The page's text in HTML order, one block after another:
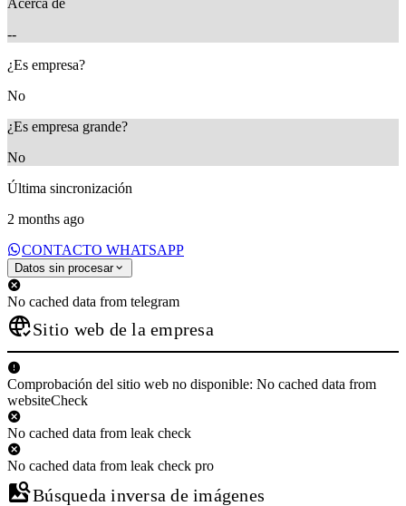
--
¿Es empresa?
No
¿Es empresa grande?
No
Última sincronización
2 months ago
CONTACTO WHATSAPP
Datos sin procesar
No cached data from telegram
Sitio web de la empresa
Comprobación del sitio web no disponible: No cached data from
websiteCheck
No cached data from leak check
No cached data from leak check pro
Búsqueda inversa de imágenes